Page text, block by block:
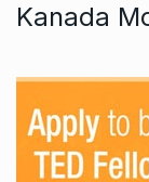
Kanada